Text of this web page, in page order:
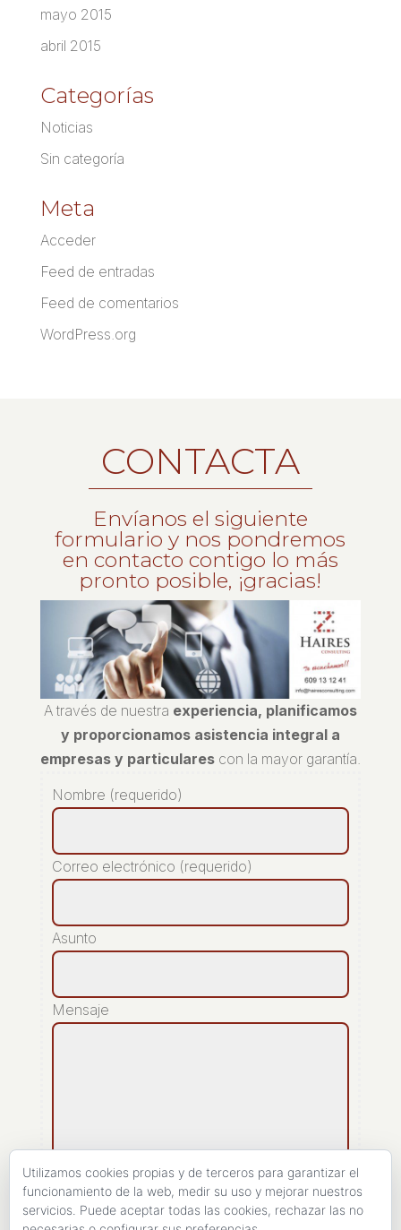
mayo 2015
abril 2015
Categorías
Noticias
Sin categoría
Meta
Acceder
Feed de entradas
Feed de comentarios
WordPress.org
CONTACTA
Envíanos el siguiente
formulario y nos pondremos
en contacto contigo lo más
pronto posible, ¡gracias!
A través de nuestra experiencia, planificamos
y proporcionamos asistencia integral a
empresas y particularescon la mayor garantía.
Nombre (requerido)
Correo electrónico (requerido)
Asunto
Mensaje
[recaptcha]
Utilizamos cookies propias y de terceros para garantizar el
funcionamiento de la web, medir su uso y mejorar nuestros
servicios. Puede aceptar todas las cookies, rechazar las no